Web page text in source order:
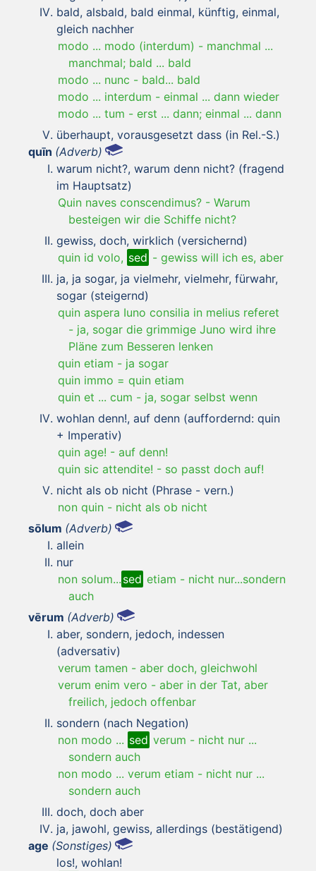
bald, alsbald, bald einmal, künftig, einmal,
gleich nachher
modo ... modo (interdum) - manchmal ...
manchmal; bald ... bald
modo ... nunc - bald... bald
modo ... interdum - einmal ... dann wieder
modo ... tum - erst ... dann; einmal ... dann
überhaupt, vorausgesetzt dass (in Rel.-S.)
quīn (Adverb)
warum nicht?, warum denn nicht? (fragend
im Hauptsatz)
Quin naves conscendimus? - Warum
besteigen wir die Schiffe nicht?
gewiss, doch, wirklich (versichernd)
quin id volo, sed - gewiss will ich es, aber
ja, ja sogar, ja vielmehr, vielmehr, fürwahr,
sogar (steigernd)
quin aspera Iuno consilia in melius referet
- ja, sogar die grimmige Juno wird ihre
Pläne zum Besseren lenken
quin etiam - ja sogar
quin immo = quin etiam
quin et ... cum - ja, sogar selbst wenn
wohlan denn!, auf denn (auffordernd: quin
+ Imperativ)
quin age! - auf denn!
quin sic attendite! - so passt doch auf!
nicht als ob nicht (Phrase - vern.)
non quin - nicht als ob nicht
sōlum (Adverb)
allein
nur
non solum... sed etiam - nicht nur...sondern
auch
vērum (Adverb)
aber, sondern, jedoch, indessen
(adversativ)
verum tamen - aber doch, gleichwohl
verum enim vero - aber in der Tat, aber
freilich, jedoch offenbar
sondern (nach Negation)
non modo ... sed verum - nicht nur ...
sondern auch
non modo ... verum etiam - nicht nur ...
sondern auch
doch, doch aber
ja, jawohl, gewiss, allerdings (bestätigend)
age (Sonstiges)
los!, wohlan!